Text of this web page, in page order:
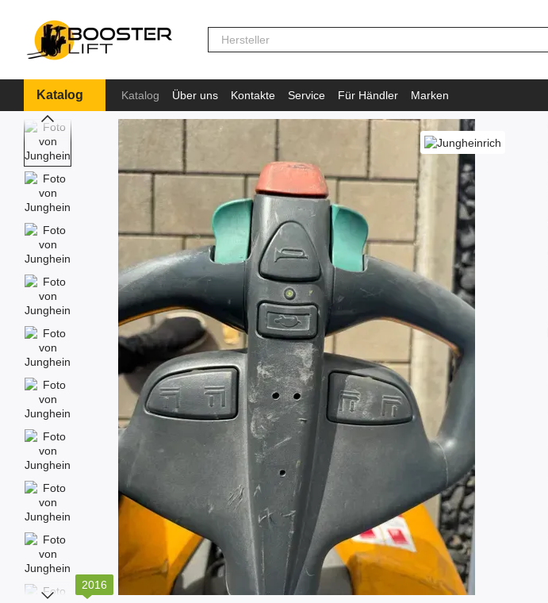
Katalog Katalog Über uns Kontakte Service Für Händler
Marken
Information
2016